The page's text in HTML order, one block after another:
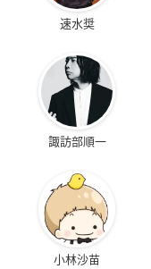
速水奨
諏訪部順一
小林沙苗